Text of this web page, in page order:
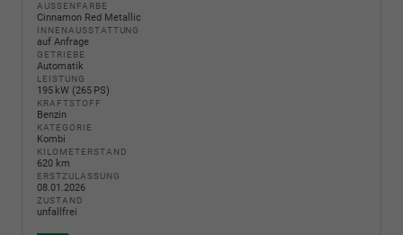
AUSSENFARBE
Cinnamon Red Metallic
INNENAUSSTATTUNG
auf Anfrage
GETRIEBE
Automatik
LEISTUNG
195 kW (265 PS)
KRAFTSTOFF
Benzin
KATEGORIE
Kombi
KILOMETERSTAND
620 km
ERSTZULASSUNG
08.01.2026
ZUSTAND
unfallfrei